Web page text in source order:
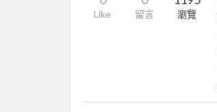
Like 留言 瀏覽